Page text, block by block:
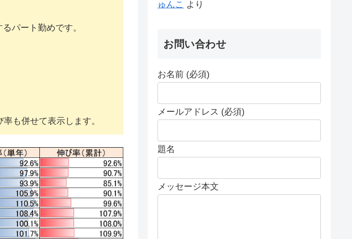
パート勤めです。
も併せて表示します。
ゅんこ より
お問い合わせ
お名前 (必須)
メールアドレス (必須)
題名
メッセージ本文